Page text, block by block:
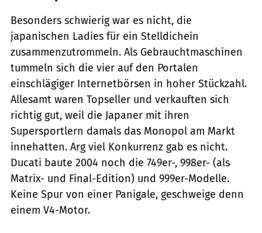
Besonders schwierig war es nicht, die
japanischen Ladies für ein Stelldichein
zusammenzutrommeln. Als Gebrauchtmaschinen
tummeln sich die vier auf den Portalen
einschlägiger Internetbörsen in hoher Stückzahl.
Allesamt waren Topseller und verkauften sich
richtig gut, weil die Japaner mit ihren
Supersportlern damals das Monopol am Markt
innehatten. Arg viel Konkurrenz gab es nicht.
Ducati baute 2004 noch die 749er-, 998er- (als
Matrix- und Final-Edition) und 999er-Modelle.
Keine Spur von einer Panigale, geschweige denn
einem V4-Motor.